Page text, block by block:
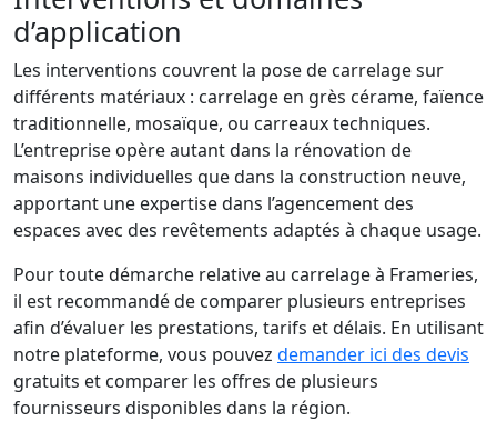
d’application
Les interventions couvrent la pose de carrelage sur
différents matériaux : carrelage en grès cérame, faïence
traditionnelle, mosaïque, ou carreaux techniques.
L’entreprise opère autant dans la rénovation de
maisons individuelles que dans la construction neuve,
apportant une expertise dans l’agencement des
espaces avec des revêtements adaptés à chaque usage.
Pour toute démarche relative au carrelage à Frameries,
il est recommandé de comparer plusieurs entreprises
afin d’évaluer les prestations, tarifs et délais. En utilisant
notre plateforme, vous pouvez demander ici des devis
gratuits et comparer les offres de plusieurs
fournisseurs disponibles dans la région.